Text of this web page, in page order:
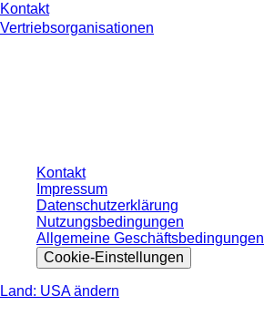
Kontakt
Vertriebsorganisationen
Kontakt
Impressum
Datenschutzerklärung
Nutzungsbedingungen
Allgemeine Geschäftsbedingungen
Cookie-Einstellungen
Land: USA ändern